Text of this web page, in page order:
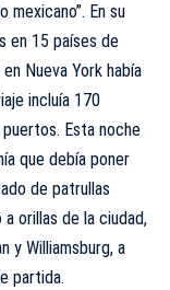
mexicano”. En su
en 15 países de
Nueva York había
incluía 170
Esta noche
que debía poner
de patrullas
orillas de la ciudad,
y Williamsburg, a
partida.